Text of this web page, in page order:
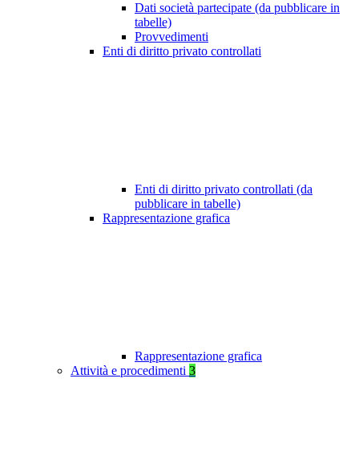
Dati società partecipate (da pubblicare in
tabelle)
Provvedimenti
Enti di diritto privato controllati
Enti di diritto privato controllati (da
pubblicare in tabelle)
Rappresentazione grafica
Rappresentazione grafica
Attività e procedimenti 3